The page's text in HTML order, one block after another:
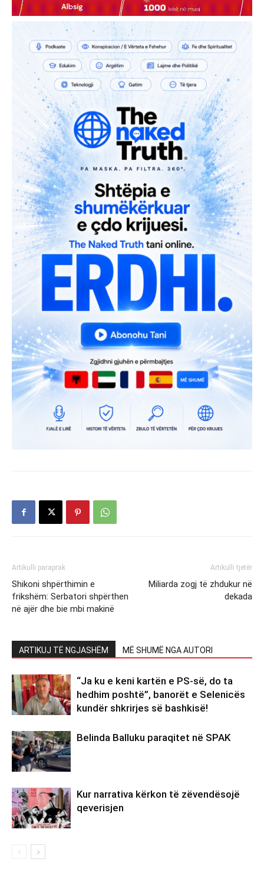
Artikulli paraprak
Shikoni shpërthimin e
frikshëm: Serbatori shpërthen
në ajër dhe bie mbi makinë
Artikulli tjetër
Miliarda zogj të zhdukur në
dekada
ARTIKUJ TË NGJASHËM MË SHUMË NGA AUTORI
“Ja ku e keni kartën e PS-së, do ta
hedhim poshtë”, banorët e Selenicës
kundër shkrirjes së bashkisë!
Belinda Balluku paraqitet në SPAK
Kur narrativa kërkon të zëvendësojë
qeverisjen